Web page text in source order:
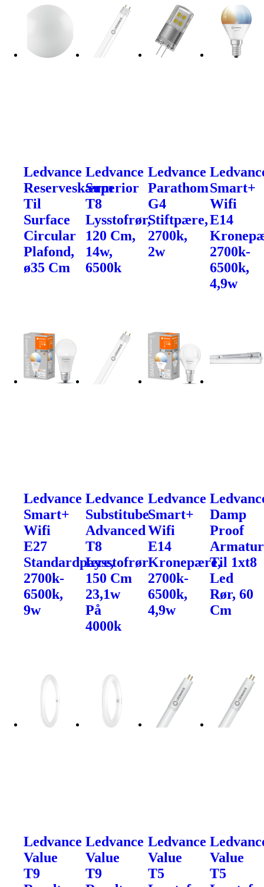
Ledvance
Reserveskærm
Til
Surface
Circular
Plafond,
ø35 Cm
Ledvance
Superior
T8
Lysstofrør,
120 Cm,
14w,
6500k
Ledvance
Parathom
G4
Stiftpære,
2700k,
2w
Smart+
Wifi
E14
2700k-
6500k,
4,9w
Ledvance
Smart+
Wifi
E27
Standardpære,
2700k-
6500k,
9w
Ledvance
Substitube
Advanced
T8
Lysstofrør
150 Cm
23,1w
På
4000k
Ledvance
Smart+
Wifi
E14
Kronepære,
2700k-
6500k,
4,9w
Damp
Proof
Armatur
Til 1xt8
Led
Rør, 60
Cm
Ledvance
Value
T9
Ledvance
Value
T9
Ledvance
Value
T5
Value
T5